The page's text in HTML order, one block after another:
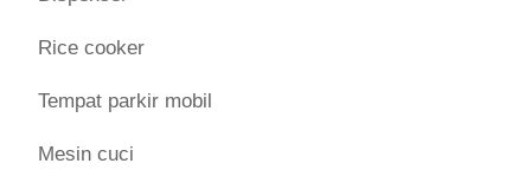
Rice cooker
Tempat parkir mobil
Mesin cuci